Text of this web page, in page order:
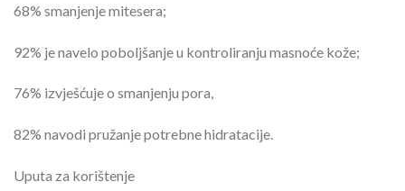
68% smanjenje mitesera;
92% je navelo poboljšanje u kontroliranju masnoće kože;
76% izvješćuje o smanjenju pora,
82% navodi pružanje potrebne hidratacije.
Uputa za korištenje